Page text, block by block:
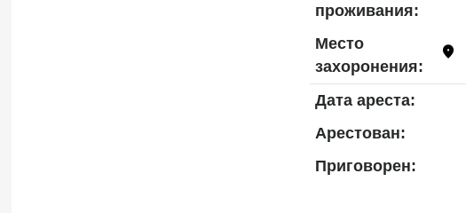
проживания:
Место
захоронения:
Дата ареста:
Арестован:
Приговорен: